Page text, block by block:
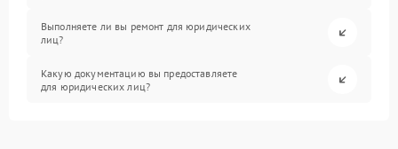
Выполняете ли вы ремонт для юридических
лиц?
Какую документацию вы предоставляете
для юридических лиц?